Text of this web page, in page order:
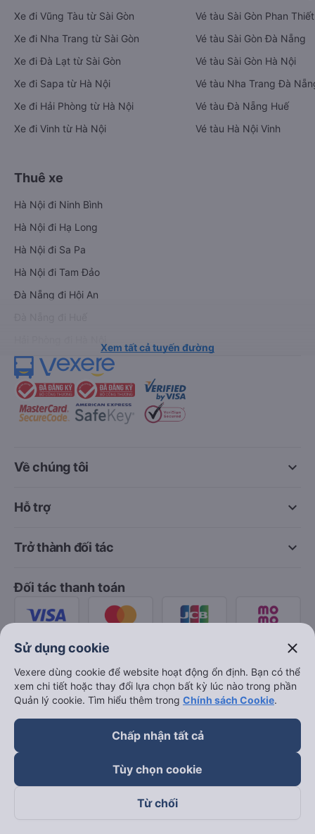
Xe đi Vũng Tàu từ Sài Gòn
Xe đi Nha Trang từ Sài Gòn
Xe đi Đà Lạt từ Sài Gòn
Xe đi Sapa từ Hà Nội
Xe đi Hải Phòng từ Hà Nội
Xe đi Vinh từ Hà Nội
Vé tàu Sài Gòn Phan Thiết
Vé tàu Sài Gòn Đà Nẵng
Vé tàu Sài Gòn Hà Nội
Vé tàu Nha Trang Đà
Vé tàu Đà Nẵng Huế
Vé tàu Hà Nội Vinh
Thuê xe
Hà Nội đi Ninh Bình
Hà Nội đi Hạ Long
Hà Nội đi Sa Pa
Hà Nội đi Tam Đảo
Đà Nẵng đi Hội An
Xem tất cả tuyến đường
keyboard_arrow_down
Về chúng tôi
keyboard_arrow_down
Hỗ trợ
keyboard_arrow_down
Trở thành đối tác
Đối tác thanh toán
Sử dụng cookie close
Vexere dùng cookie để website hoạt động ổn định. Bạn có thể
xem chi tiết hoặc thay đổi lựa chọn bất kỳ lúc nào trong phần
Quản lý cookie. Tìm hiểu thêm trong Chính sách Cookie.
Chấp nhận tất cả
Tùy chọn cookie
Từ chối